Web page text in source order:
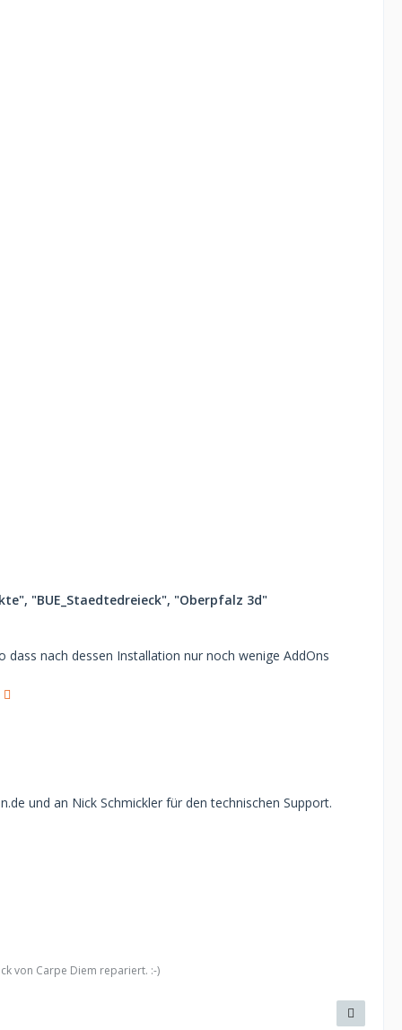
"BUE_Staedtedreieck", "Oberpfalz 3d"
nach dessen Installation nur noch wenige AddOns
und an Nick Schmickler für den technischen Support.
von Carpe Diem repariert. :-)